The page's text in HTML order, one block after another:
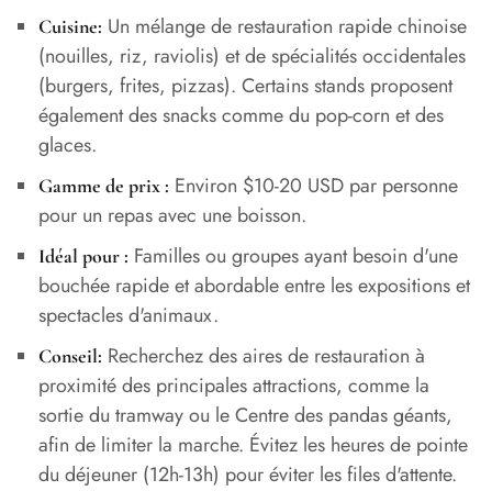
Cuisine: Un mélange de restauration rapide chinoise
(nouilles, riz, raviolis) et de spécialités occidentales
(burgers, frites, pizzas). Certains stands proposent
également des snacks comme du pop-corn et des
glaces.
Gamme de prix : Environ $10-20 USD par personne
pour un repas avec une boisson.
Idéal pour : Familles ou groupes ayant besoin d'une
bouchée rapide et abordable entre les expositions et
spectacles d'animaux.
Conseil: Recherchez des aires de restauration à
proximité des principales attractions, comme la
sortie du tramway ou le Centre des pandas géants,
afin de limiter la marche. Évitez les heures de pointe
du déjeuner (12h-13h) pour éviter les files d'attente.